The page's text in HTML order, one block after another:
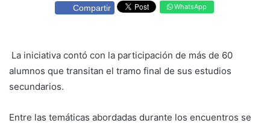
Compartir WhatsApp
La iniciativa contó con la participación de más de 60
alumnos que transitan el tramo final de sus estudios
secundarios.
Entre las temáticas abordadas durante los encuentros se